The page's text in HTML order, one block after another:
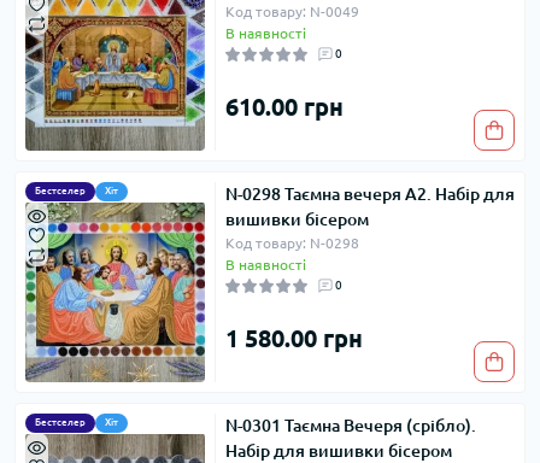
Код товару: N-0049
В наявності
0
610.00 грн
Бестселер Хіт
N-0298 Таємна вечеря А2. Набір для
вишивки бісером
Код товару: N-0298
В наявності
0
1 580.00 грн
Бестселер Хіт
N-0301 Таємна Вечеря (срібло).
Набір для вишивки бісером